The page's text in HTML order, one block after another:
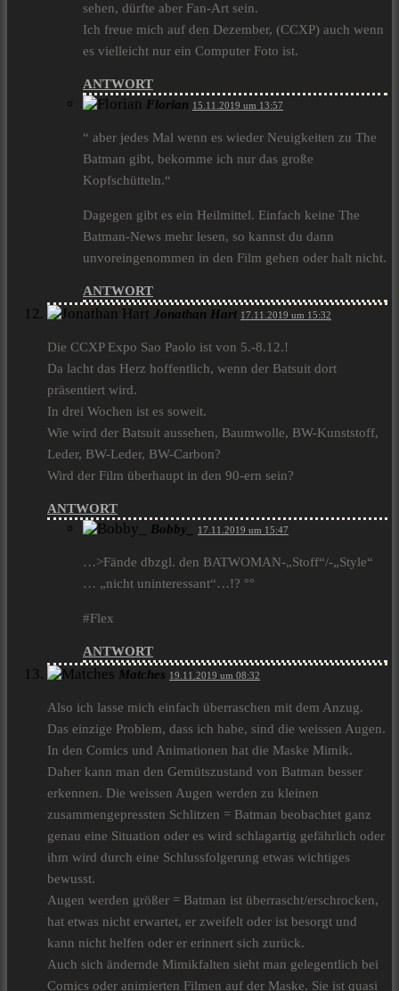
sehen, dürfte aber Fan-Art sein.
Ich freue mich auf den Dezember, (CCXP) auch wenn
es vielleicht nur ein Computer Foto ist.
ANTWORT
Florian 15.11.2019 um 13:57
“ aber jedes Mal wenn es wieder Neuigkeiten zu The
Batman gibt, bekomme ich nur das große
Kopfschütteln.“
Dagegen gibt es ein Heilmittel. Einfach keine The
Batman-News mehr lesen, so kannst du dann
unvoreingenommen in den Film gehen oder halt nicht.
ANTWORT
Jonathan Hart 17.11.2019 um 15:32
Die CCXP Expo Sao Paolo ist von 5.-8.12.!
Da lacht das Herz hoffentlich, wenn der Batsuit dort
präsentiert wird.
In drei Wochen ist es soweit.
Wie wird der Batsuit aussehen, Baumwolle, BW-Kunststoff,
Leder, BW-Leder, BW-Carbon?
Wird der Film überhaupt in den 90-ern sein?
ANTWORT
Bobby_
17.11.2019 um 15:47
…>Fände dbzgl. den BATWOMAN-„Stoff“/-„Style“
… „nicht uninteressant“…!? °°
#Flex
ANTWORT
Matches 19.11.2019 um 08:32
Also ich lasse mich einfach überraschen mit dem Anzug.
Das einzige Problem, dass ich habe, sind die weissen Augen.
In den Comics und Animationen hat die Maske Mimik.
Daher kann man den Gemütszustand von Batman besser
erkennen. Die weissen Augen werden zu kleinen
zusammengepressten Schlitzen = Batman beobachtet ganz
genau eine Situation oder es wird schlagartig gefährlich oder
ihm wird durch eine Schlussfolgerung etwas wichtiges
bewusst.
Augen werden größer = Batman ist überrascht/erschrocken,
hat etwas nicht erwartet, er zweifelt oder ist besorgt und
kann nicht helfen oder er erinnert sich zurück.
Auch sich ändernde Mimikfalten sieht man gelegentlich bei
Comics oder animierten Filmen auf der Maske. Sie ist quasi